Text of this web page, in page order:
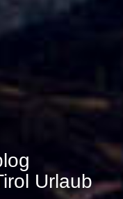
Urlaub